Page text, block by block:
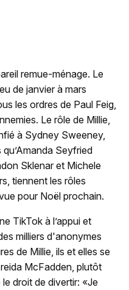
remue-ménage. Le
de janvier à mars
les ordres de Paul Feig,
Le rôle de Millie,
à Sydney Sweeney,
Seyfried
Sklenar et Michele
tiennent les rôles
pour Noël prochain.
TikTok à l’appui et
milliers d'anonymes
de Millie, ils et elles se
McFadden, plutôt
droit de divertir: «Je